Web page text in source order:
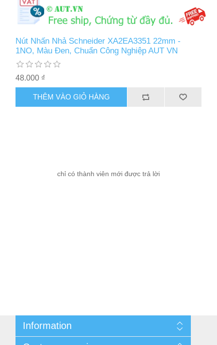
Nút Nhấn Nhả Schneider XA2EA3351 22mm -
1NO, Màu Đen, Chuẩn Công Nghiệp AUT VN
48.000 ₫
THÊM VÀO GIỎ HÀNG
chỉ có thành viên mới được trả lời
Information